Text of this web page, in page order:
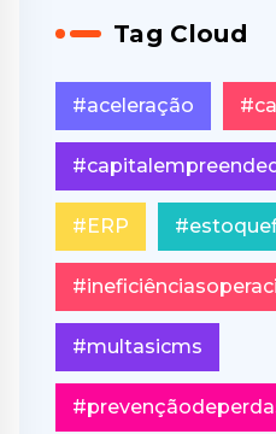
Tag Cloud
#aceleração
#ERP
#multasicms